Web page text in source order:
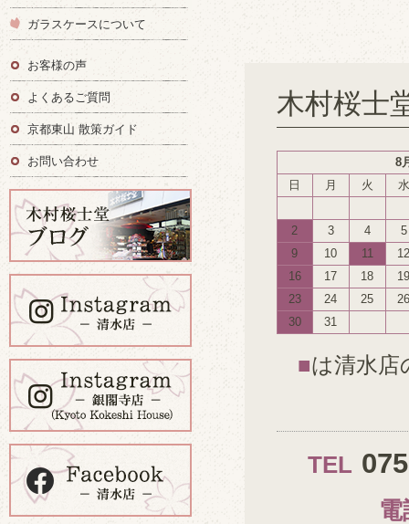
木村桜士
8
日
月 火 水
2 3 4
5
9
10 11
12
16
17 18
19
23
24 25
26
30
31
■は清水店
TEL
電
ガラスケースについて
お客様の声
よくあるご質問
京都東山 散策ガイド
お問い合わせ